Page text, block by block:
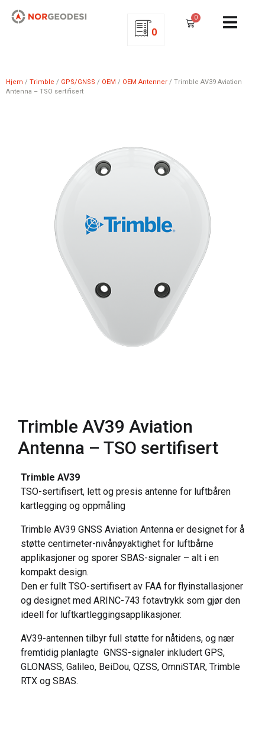
0
0
Hjem / Trimble / GPS/GNSS / OEM / OEM Antenner / Trimble AV39 Aviation
Antenna – TSO sertifisert
Trimble AV39 Aviation
Antenna – TSO sertifisert
Trimble AV39
TSO-sertifisert, lett og presis antenne for luftbåren
kartlegging og oppmåling
Trimble AV39 GNSS Aviation Antenna er designet for å
støtte centimeter-nivånøyaktighet for luftbårne
applikasjoner og sporer SBAS-signaler – alt i en
kompakt design.
Den er fullt TSO-sertifisert av FAA for flyinstallasjoner
og designet med ARINC-743 fotavtrykk som gjør den
ideell for luftkartleggingsapplikasjoner.
AV39-antennen tilbyr full støtte for nåtidens, og nær
fremtidig planlagte GNSS-signaler inkludert GPS,
GLONASS, Galileo, BeiDou, QZSS, OmniSTAR, Trimble
RTX og SBAS.